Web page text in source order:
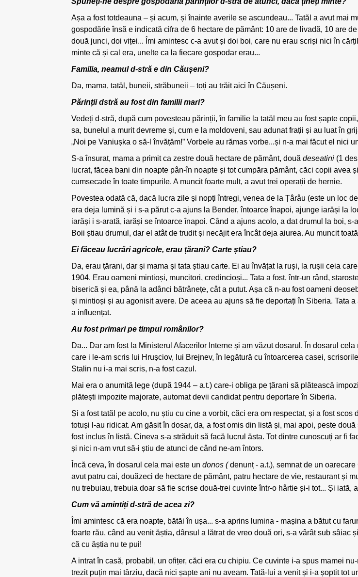
Așa a fost totdeauna – și acum, și înainte averile se ascundeau... Tatăl a avut mai
gospodărie însă e indicată cifra de 6 hectare de pământ: 10 are de livadă, 10 are
două junci, doi viței... Îmi amintesc c-a avut și doi boi, care nu erau scriși nici în
minte că și cal era, unelte ca la fiecare gospodar erau...
Familia, neamul d-stră e din Căușeni?
Da, mama, tatăl, buneii, străbuneii – toți au trăit aici în Căușeni.
Părinții dstră au fost din familii mari?
Vedeți d-stră, după cum povesteau părinții, în familie la tatăl meu au fost șapte
sa, bunelul a murit devreme și, cum e la moldoveni, sau adunat frații și au luat în
„Noi pe Vaniușka o să-l învățăm!” Vorbele au rămas vorbe...și n-a mai făcut el nici
S-a însurat, mama a primit ca zestre două hectare de pământ, două deseatini (1
lucrat, făcea bani din noapte pân-în noapte și tot cumpăra pământ, căci copii avea
cumsecade în toate timpurile. A muncit foarte mult, a avut trei operații de hernie.
Povestea odată că, dacă lucra zile și nopți întregi, venea de la Țârâu (este un loc
era deja lumină și i s-a părut c-a ajuns la Bender, întoarce înapoi, ajunge iarăși la
iarăși i s-arată, iarăși se întoarce înapoi. Când a ajuns acolo, a dat drumul la boi,
Boii știau drumul, dar el atât de trudit și necăjit era încât deja aiurea. Au muncit
Ei făceau lucrări agricole, erau țărani? Carte știau?
Da, erau țărani, dar și mama și tata știau carte. Ei au învățat la ruși, la rușii ceia
1904. Erau oameni mintioși, muncitori, credincioși... Tata a fost, într-un rând,
biserică și ea, până la adânci bătrânețe, cât a putut. Așa că n-au fost oameni
și mintioși și au agonisit avere. De aceea au ajuns să fie deportați în Siberia. Tata
a influențat.
Au fost primari pe timpul românilor?
Da... Dar am fost la Ministerul Afacerilor Interne și am văzut dosarul. În dosarul
care i le-am scris lui Hrușciov, lui Brejnev, în legătură cu întoarcerea casei,
Stalin nu i-a mai scris, n-a fost cazul.
Mai era o anumită lege (după 1944 – a.t.) care-i obliga pe țărani să plătească
plătești impozite majorate, automat devii candidat pentru deportare în Siberia.
Și a fost tatăl pe acolo, nu știu cu cine a vorbit, căci era om respectat, și a fost
totuși l-au ridicat. Am găsit în dosar, da, a fost omis din listă și, mai apoi, peste
fost inclus în listă. Cineva s-a străduit să facă lucrul ăsta. Tot dintre cunoscuți ar fi
și nici n-am vrut să-i știu de atunci de când ne-am întors.
Încă ceva, în dosarul cela mai este un donos (denunț - a.t.), semnat de un
avut patru cai, douăzeci de hectare de pământ, patru hectare de vie, restaurant și
nu trebuiau, trebuia doar să fie scrise două-trei cuvinte într-o hârtie și-i tot... Și iată,
Cum vă amintiți d-stră de acea zi?
Îmi amintesc că era noapte, bătăi în ușa... s-a aprins lumina - mașina a bătut cu
foarte rău, când au venit ăștia, dânsul a lătrat de vreo două ori, s-a vârât sub sâiac
că cu ăștia nu te pui!
A intrat în casă, probabil, un ofițer, căci era cu chipiu. Ce cuvinte i-a spus mamei
trezit puțin mai târziu, dacă nici șapte ani nu aveam. Tată-lui a venit și i-a șoptit tot